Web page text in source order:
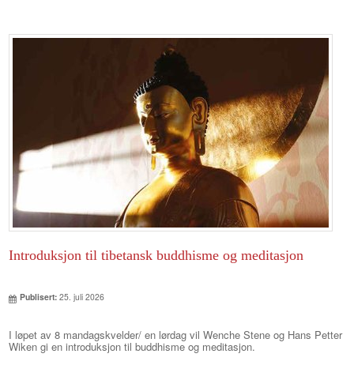
Introduksjon til tibetansk buddhisme og meditasjon
Publisert: 25. juli 2026
I løpet av 8 mandagskvelder/ en lørdag vil Wenche Stene og Hans Petter
Wiken gi en introduksjon til buddhisme og meditasjon.